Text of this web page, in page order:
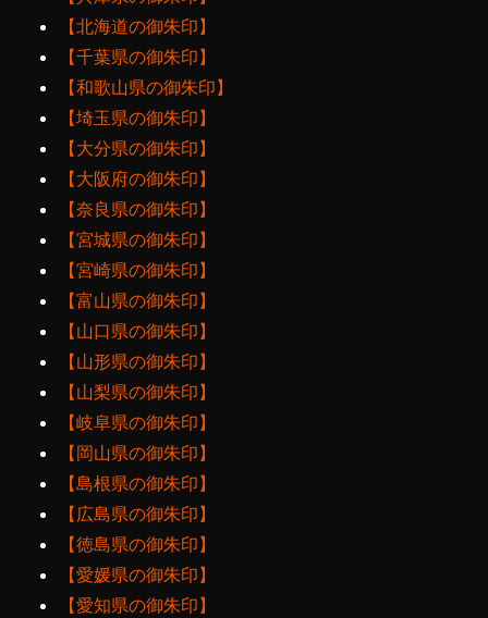
【北海道の御朱印】
【千葉県の御朱印】
【和歌山県の御朱印】
【埼玉県の御朱印】
【大分県の御朱印】
【大阪府の御朱印】
【奈良県の御朱印】
【宮城県の御朱印】
【宮崎県の御朱印】
【富山県の御朱印】
【山口県の御朱印】
【山形県の御朱印】
【山梨県の御朱印】
【岐阜県の御朱印】
【岡山県の御朱印】
【島根県の御朱印】
【広島県の御朱印】
【徳島県の御朱印】
【愛媛県の御朱印】
【愛知県の御朱印】